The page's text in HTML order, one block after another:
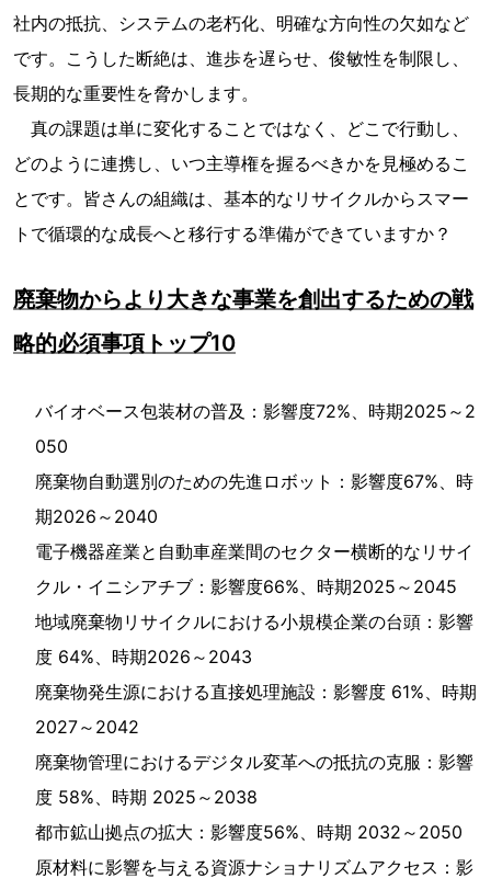
社内の抵抗、システムの老朽化、明確な方向性の欠如など
です。こうした断絶は、進歩を遅らせ、俊敏性を制限し、
長期的な重要性を脅かします。
真の課題は単に変化することではなく、どこで行動し、
どのように連携し、いつ主導権を握るべきかを見極めるこ
とです。皆さんの組織は、基本的なリサイクルからスマー
トで循環的な成長へと移行する準備ができていますか？
廃棄物からより大きな事業を創出するための戦
略的必須事項トップ10
バイオベース包装材の普及：影響度72%、時期2025～2
050
廃棄物自動選別のための先進ロボット：影響度67%、時
期2026～2040
電子機器産業と自動車産業間のセクター横断的なリサイ
クル・イニシアチブ：影響度66%、時期2025～2045
地域廃棄物リサイクルにおける小規模企業の台頭：影響
度 64%、時期2026～2043
廃棄物発生源における直接処理施設：影響度 61%、時期
2027～2042
廃棄物管理におけるデジタル変革への抵抗の克服：影響
度 58%、時期 2025～2038
都市鉱山拠点の拡大：影響度56%、時期 2032～2050
原材料に影響を与える資源ナショナリズムアクセス：影